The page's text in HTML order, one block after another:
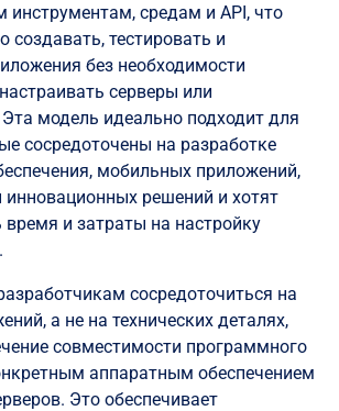
инструментам, средам и API, что
создавать, тестировать и
без необходимости
серверы или
модель идеально подходит для
сосредоточены на разработке
мобильных приложений,
инновационных решений и хотят
и затраты на настройку
сосредоточиться на
а не на технических деталях,
совместимости программного
аппаратным обеспечением
Это обеспечивает